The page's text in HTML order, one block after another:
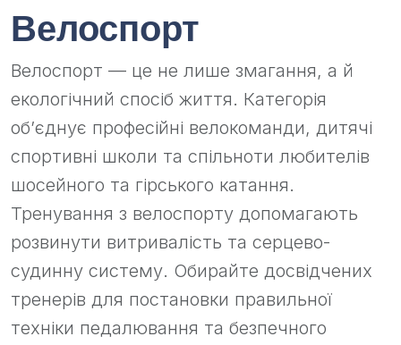
Велоспорт
Велоспорт — це не лише змагання, а й
екологічний спосіб життя. Категорія
об’єднує професійні велокоманди, дитячі
спортивні школи та спільноти любителів
шосейного та гірського катання.
Тренування з велоспорту допомагають
розвинути витривалість та серцево-
судинну систему. Обирайте досвідчених
тренерів для постановки правильної
техніки педалювання та безпечного